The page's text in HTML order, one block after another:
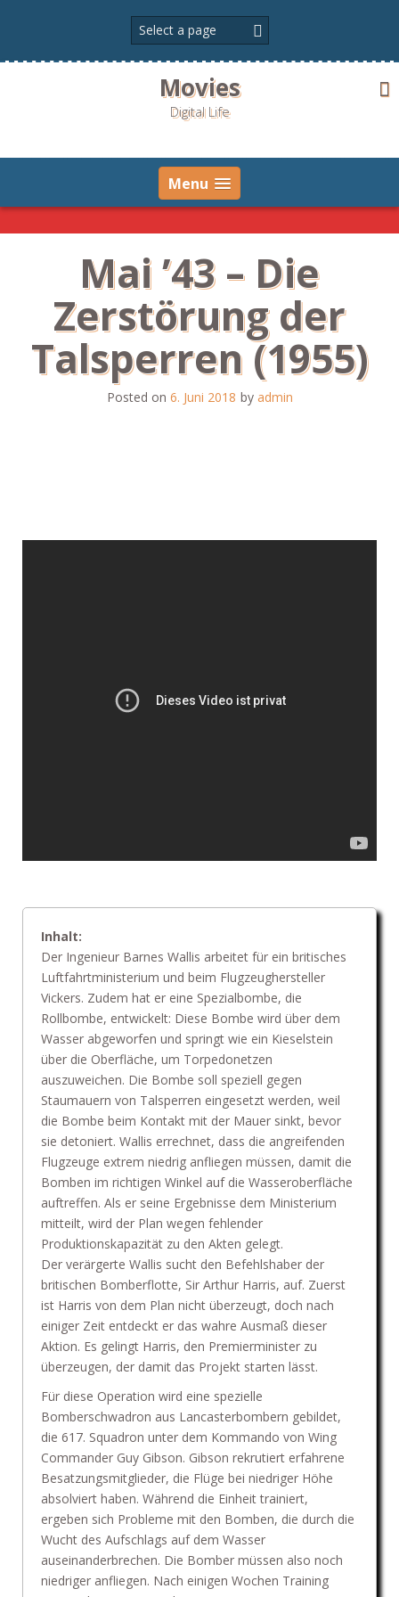
Movies
Digital Life
Menu
Mai ’43 – Die
Zerstörung der
Talsperren (1955)
Posted on 6. Juni 2018 by admin
Inhalt:
Der Ingenieur Barnes Wallis arbeitet für ein britisches
Luftfahrtministerium und beim Flugzeughersteller
Vickers. Zudem hat er eine Spezialbombe, die
Rollbombe, entwickelt: Diese Bombe wird über dem
Wasser abgeworfen und springt wie ein Kieselstein
über die Oberfläche, um Torpedonetzen
auszuweichen. Die Bombe soll speziell gegen
Staumauern von Talsperren eingesetzt werden, weil
die Bombe beim Kontakt mit der Mauer sinkt, bevor
sie detoniert. Wallis errechnet, dass die angreifenden
Flugzeuge extrem niedrig anfliegen müssen, damit die
Bomben im richtigen Winkel auf die Wasseroberfläche
auftreffen. Als er seine Ergebnisse dem Ministerium
mitteilt, wird der Plan wegen fehlender
Produktionskapazität zu den Akten gelegt.
Der verärgerte Wallis sucht den Befehlshaber der
britischen Bomberflotte, Sir Arthur Harris, auf. Zuerst
ist Harris von dem Plan nicht überzeugt, doch nach
einiger Zeit entdeckt er das wahre Ausmaß dieser
Aktion. Es gelingt Harris, den Premierminister zu
überzeugen, der damit das Projekt starten lässt.
Für diese Operation wird eine spezielle
Bomberschwadron aus Lancasterbombern gebildet,
die 617. Squadron unter dem Kommando von Wing
Commander Guy Gibson. Gibson rekrutiert erfahrene
Besatzungsmitglieder, die Flüge bei niedriger Höhe
absolviert haben. Während die Einheit trainiert,
ergeben sich Probleme mit den Bomben, die durch die
Wucht des Aufschlags auf dem Wasser
auseinanderbrechen. Die Bomber müssen also noch
niedriger anfliegen. Nach einigen Wochen Training